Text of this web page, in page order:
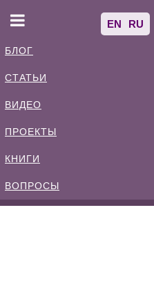
БЛОГ
СТАТЬИ
ВИДЕО
ПРОЕКТЫ
КНИГИ
ВОПРОСЫ
EN RU
Блог